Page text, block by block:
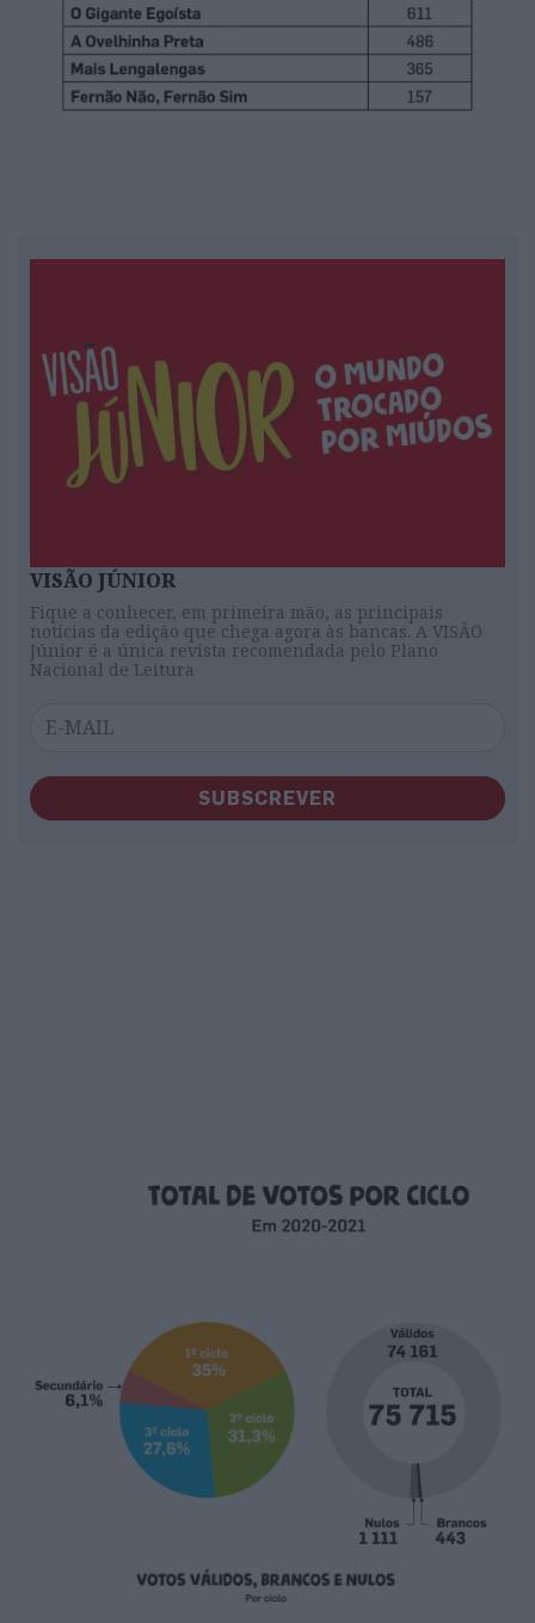
VISÃO JÚNIOR
Fique a conhecer, em primeira mão, as principais
notícias da edição que chega agora às bancas. A VISÃO
Júnior é a única revista recomendada pelo Plano
Nacional de Leitura
SUBSCREVER